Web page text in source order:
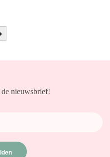
nieuwsbrief!